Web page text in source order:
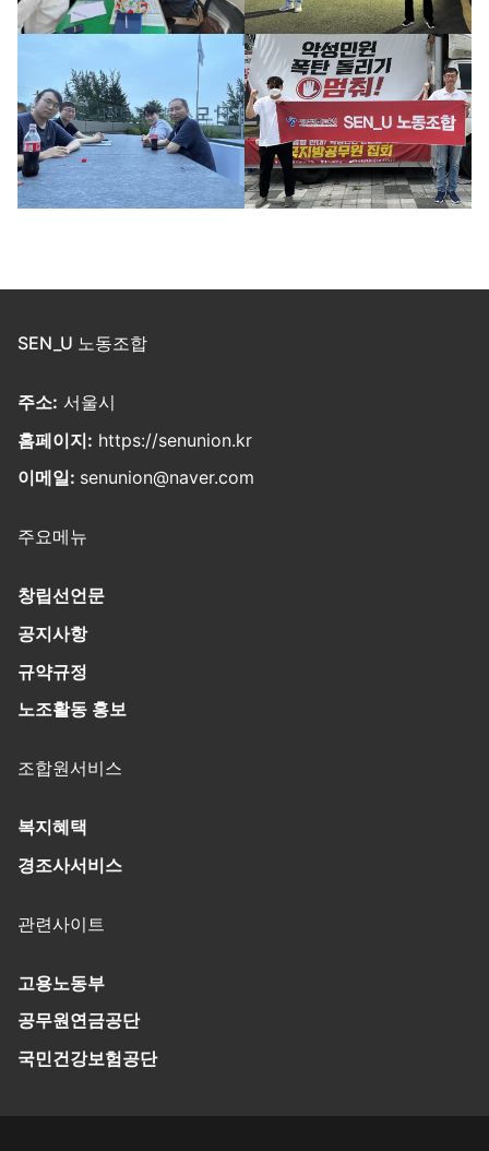
SEN_U 노동조합
주소: 서울시
홈페이지: https://senunion.kr
이메일: senunion@naver.com
주요메뉴
창립선언문
공지사항
규약규정
노조활동 홍보
조합원서비스
복지혜택
경조사서비스
관련사이트
고용노동부
공무원연금공단
국민건강보험공단